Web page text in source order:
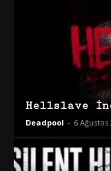
Hellslave
Deadpool - 6 Ağustos